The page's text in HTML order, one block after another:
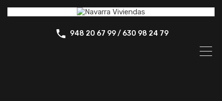
948 20 67 99 / 630 98 24 79